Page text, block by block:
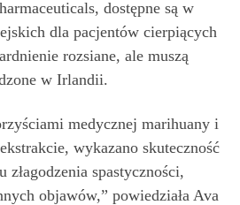
dostępne są w
dla pacjentów cierpiących
rozsiane, ale muszą
w Irlandii.
medycznej marihuany i
wykazano skuteczność
spastyczności,
objawów,” powiedziała Ava